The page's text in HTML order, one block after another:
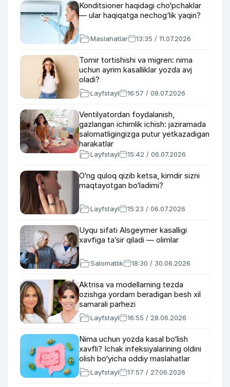
Konditsioner haqidagi cho‘pchaklar
— ular haqiqatga nechog‘lik yaqin?
Maslahatlar 13:35 / 11.07.2026
Tomir tortishishi va migren: nima
uchun ayrim kasalliklar yozda avj
oladi?
Layfstayl 16:57 / 08.07.2026
Ventilyatordan foydalanish,
gazlangan ichimlik ichish: jaziramada
salomatligingizga putur yetkazadigan
harakatlar
Layfstayl 15:42 / 06.07.2026
O‘ng quloq qizib ketsa, kimdir sizni
maqtayotgan bo‘ladimi?
Layfstayl 15:23 / 06.07.2026
Uyqu sifati Alsgeymer kasalligi
xavfiga ta’sir qiladi — olimlar
Salomatlik 18:30 / 30.06.2026
Aktrisa va modellarning tezda
ozishga yordam beradigan besh xil
samarali parhezi
Layfstayl 16:55 / 28.06.2026
Nima uchun yozda kasal bo‘lish
xavfli? Ichak infeksiyalarining oldini
olish bo‘yicha oddiy maslahatlar
Layfstayl 17:57 / 27.06.2026